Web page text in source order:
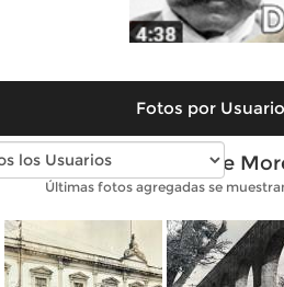
Fotos por
Fotos antiguas de
Últimas fotos agregadas se